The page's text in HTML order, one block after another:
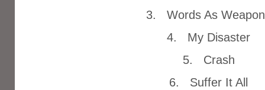
3. Words As
4. My Disaster
5. Crash
6. Suffer It All